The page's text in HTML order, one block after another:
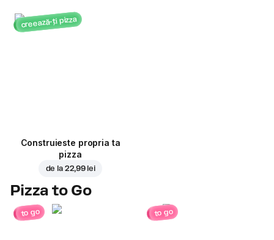
creează-ți pizza
Construieste propria ta
pizza
de la 22,99 lei
Pizza to Go
to go to go